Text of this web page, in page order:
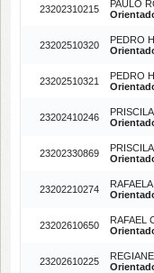
23202310215
PAULO
23202510320
PEDRO
23202510321
PEDRO
23202410246
23202330869
23202210274
23202610650
RAFAEL
23202610225